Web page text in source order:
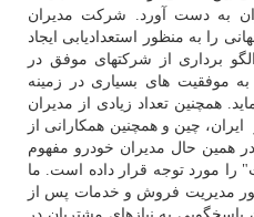
به دست آورد. شرکت مدیران
را به منظور استعدادیابی ایجاد
برداری از شرکتهای موفق در
موفقیت های بسیاری در زمینه
همچنین تعداد زیادی از مدیران
چین و همچنین همکارانی از
همین حال مدیران خودرو مفهوم
مورد توجه قرار داده است. ما
مدیریت فروش و خدمات پس از